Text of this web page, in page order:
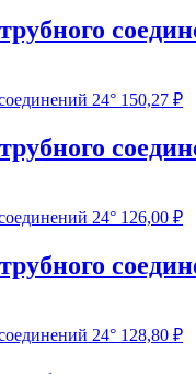
150,27 ₽
126,00 ₽
128,80 ₽